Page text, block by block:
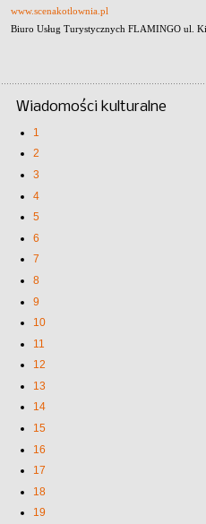
www.scenakotlownia.pl
Biuro Usług Turystycznych FLAMINGO ul.
Wiadomości kulturalne
1
2
3
4
5
6
7
8
9
10
11
12
13
14
15
16
17
18
19